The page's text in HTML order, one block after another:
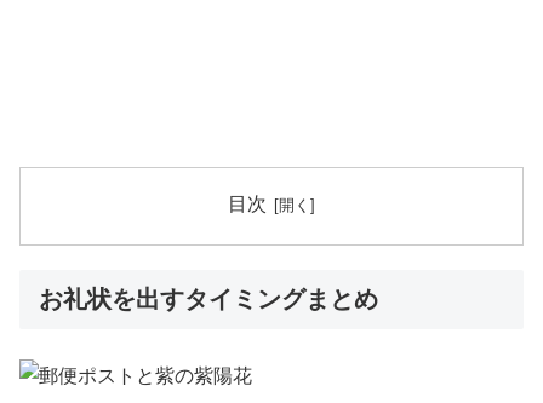
目次
お礼状を出すタイミングまとめ